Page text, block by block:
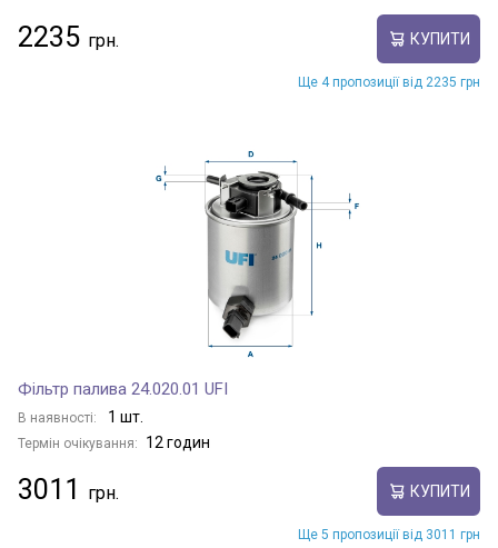
2235 КУПИТИ
Ще 4 пропозиції від 2235 грн
Фільтр палива 24.020.01 UFI
В наявності: 1 шт.
Термін очікування: 12 годин
3011 КУПИТИ
Ще 5 пропозиції від 3011 грн